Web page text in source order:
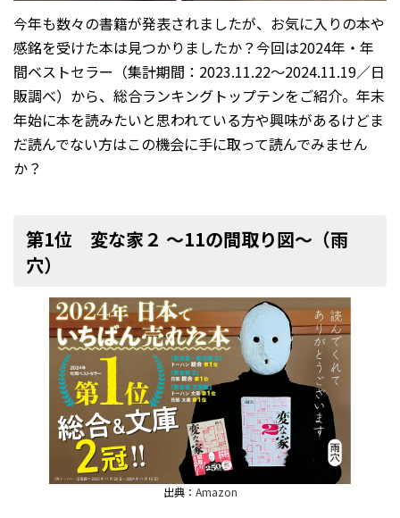
今年も数々の書籍が発表されましたが、お気に入りの本や
感銘を受けた本は見つかりましたか？今回は2024年・年
間ベストセラー（集計期間：2023.11.22～2024.11.19／日
販調べ）から、総合ランキングトップテンをご紹介。年末
年始に本を読みたいと思われている方や興味があるけどま
だ読んでない方はこの機会に手に取って読んでみません
か？
第1位 変な家２ 〜11の間取り図〜（雨
穴）
出典： Amazon